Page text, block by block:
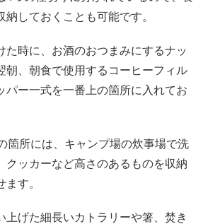
しておくことも可能です。
た時に、お酒のおつまみにするナッ
朝、朝食で使用するコーヒーフィル
パー一式を一番上の箇所に入れてお
箇所には、キャンプ場の炊事場で洗
クッカーなど高さのあるものを収納
す。
上げた細長いカトラリーや箸、焚き